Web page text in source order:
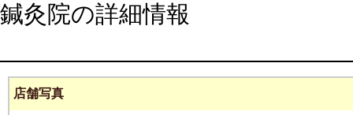
鍼灸院の詳細情報
店舗写真